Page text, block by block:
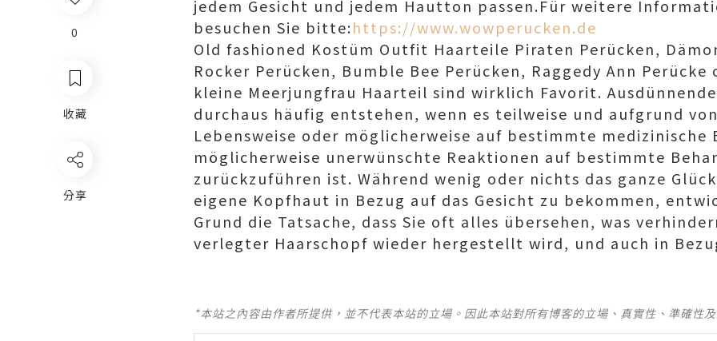
0
收藏
分享
jedem Gesicht und jedem Hautton passen.Für weitere
besuchen Sie bitte:https://www.wowperucken.de
Old fashioned Kostüm Outfit Haarteile Piraten Perücken,
Rocker Perücken, Bumble Bee Perücken, Raggedy Ann
kleine Meerjungfrau Haarteil sind wirklich Favorit.
durchaus häufig entstehen, wenn es teilweise und aufgrund
Lebensweise oder möglicherweise auf bestimmte medizinische
möglicherweise unerwünschte Reaktionen auf bestimmte
zurückzuführen ist. Während wenig oder nichts das ganze
eigene Kopfhaut in Bezug auf das Gesicht zu bekommen,
Grund die Tatsache, dass Sie oft alles übersehen, was
verlegter Haarschopf wieder hergestellt wird, und auch in
*本站之內容由作者所提供，並不代表本站的立場。因此本站對所有博客的立場、真實性、準確性